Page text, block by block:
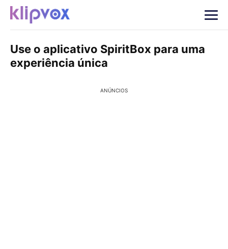
Use o aplicativo SpiritBox para uma
experiência única
ANÚNCIOS